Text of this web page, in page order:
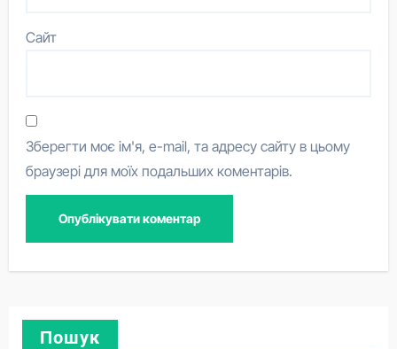
Сайт
Зберегти моє ім'я, e-mail, та адресу сайту в цьому
браузері для моїх подальших коментарів.
Пошук